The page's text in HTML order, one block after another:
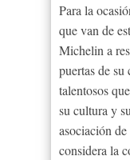
Para la
que van de
Michelin a
puertas de
talentosos
su cultura y
asociación de
considera la